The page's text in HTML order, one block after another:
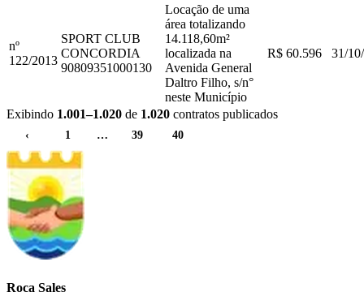
nº
122/2013
SPORT CLUB
CONCORDIA
90809351000130
Locação de uma
área totalizando
14.118,60m²
localizada na
Avenida General
Daltro Filho, s/n°
neste Município
R$ 60.596 31/
Exibindo 1.001–1.020 de 1.020 contratos publicados
‹ 1 … 39 40
Roca Sales